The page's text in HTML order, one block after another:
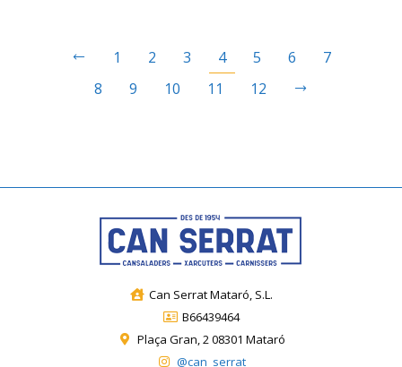
1 2 3 4 5 6
7
8
9 10 11 12
Can Serrat Mataró, S.L.
B66439464
Plaça Gran, 2 08301 Mataró
@can_serrat